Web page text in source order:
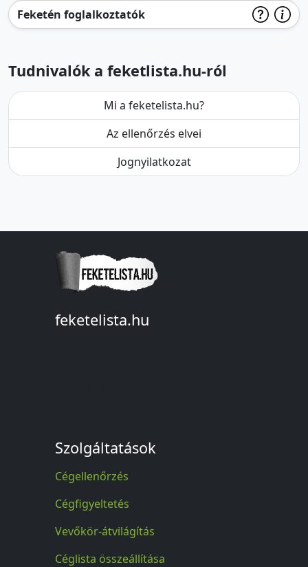
Feketén foglalkoztatók
Tudnivalók a feketlista.hu-ról
Mi a feketelista.hu?
Az ellenőrzés elvei
Jognyilatkozat
feketelista.hu
Szolgáltatások
Cégellenőrzés
Cégfigyeltetés
Vevőkör-átvilágítás
Céglista összeállítása